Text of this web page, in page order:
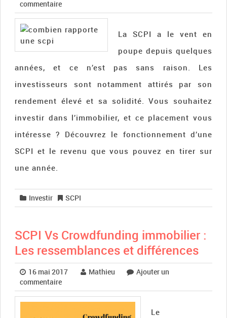
commentaire
La SCPI a le vent en
poupe depuis quelques
années, et ce n’est pas sans raison. Les
investisseurs sont notamment attirés par son
rendement élevé et sa solidité. Vous souhaitez
investir dans l’immobilier, et ce placement vous
intéresse ? Découvrez le fonctionnement d’une
SCPI et le revenu que vous pouvez en tirer sur
une année.
Investir SCPI
SCPI Vs Crowdfunding immobilier :
Les ressemblances et différences
16 mai 2017 Mathieu
Ajouter un
commentaire
Le